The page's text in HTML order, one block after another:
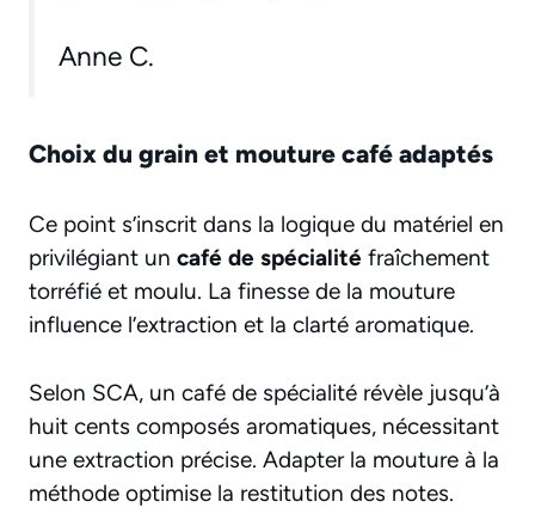
Anne C.
Choix du grain et mouture café adaptés
Ce point s’inscrit dans la logique du matériel en
privilégiant un café de spécialité fraîchement
torréfié et moulu. La finesse de la mouture
influence l’extraction et la clarté aromatique.
Selon SCA, un café de spécialité révèle jusqu’à
huit cents composés aromatiques, nécessitant
une extraction précise. Adapter la mouture à la
méthode optimise la restitution des notes.